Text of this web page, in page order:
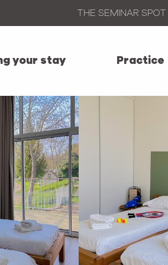
THE SEMINAR SPOT
your stay Practice